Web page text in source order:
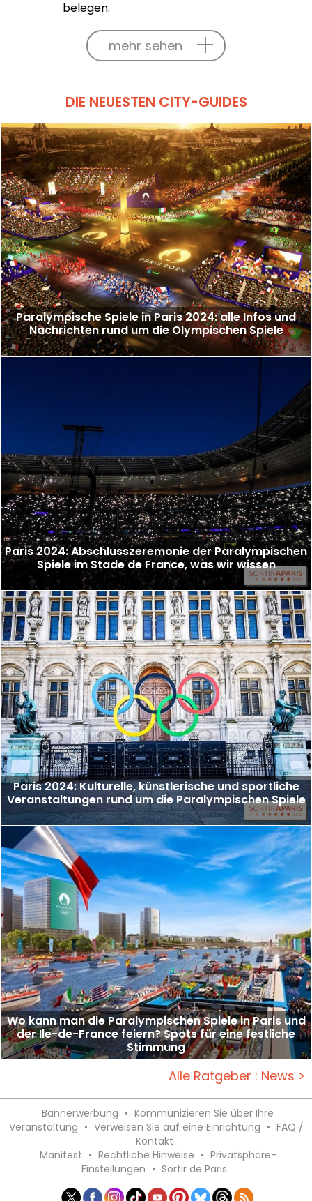
belegen.
mehr sehen
DIE NEUESTEN CITY-GUIDES
Paralympische Spiele in Paris 2024: alle Infos und
Nachrichten rund um die Olympischen Spiele
Paris 2024: Abschlusszeremonie der Paralympischen
Spiele im Stade de France, was wir wissen
Paris 2024: Kulturelle, künstlerische und sportliche
Veranstaltungen rund um die Paralympischen Spiele
Wo kann man die Paralympischen Spiele in Paris und
der Ile-de-France feiern? Spots für eine festliche
Stimmung
Alle Ratgeber : News >
Bannerwerbung • Kommunizieren Sie über Ihre
Veranstaltung • Verweisen Sie auf eine Einrichtung • FAQ /
Kontakt
Manifest • Rechtliche Hinweise • Privatsphäre-
Einstellungen • Sortir de Paris